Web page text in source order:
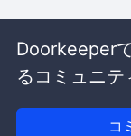
Doorkeeper
るコミュニテ
コ